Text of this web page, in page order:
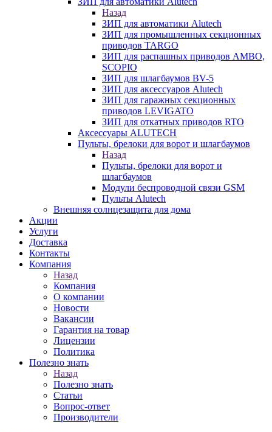
Назад
ЗИП для автоматики Alutech
ЗИП для промышленных секционных
приводов TARGO
ЗИП для распашных приводов AMBO,
SCOPIO
ЗИП для шлагбаумов BV-5
ЗИП для аксессуаров Alutech
ЗИП для гаражных секционных
приводов LEVIGATO
ЗИП для откатных приводов RTO
Аксессуары ALUTECH
Пульты, брелоки для ворот и шлагбаумов
Назад
Пульты, брелоки для ворот и
шлагбаумов
Модули беспроводной связи GSM
Пульты Alutech
Внешняя солнцезащита для дома
Акции
Услуги
Доставка
Контакты
Компания
Назад
Компания
О компании
Новости
Вакансии
Гарантия на товар
Лицензии
Политика
Полезно знать
Назад
Полезно знать
Статьи
Вопрос-ответ
Производители